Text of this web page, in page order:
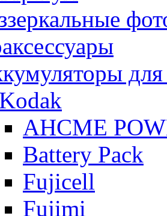
для
Kodak
AHCME
Battery Pack
Fujicell
Fujimi